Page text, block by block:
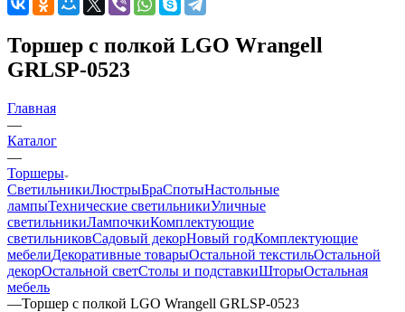
Торшер с полкой LGO Wrangell
GRLSP-0523
Главная
—
Каталог
—
Торшеры
СветильникиЛюстрыБраСпотыНастольные
лампыТехнические светильникиУличные
светильникиЛампочкиКомплектующие
светильниковСадовый декорНовый годКомплектующие
мебелиДекоративные товарыОстальной текстильОстальной
декорОстальной светСтолы и подставкиШторыОстальная
мебель
—Торшер с полкой LGO Wrangell GRLSP-0523